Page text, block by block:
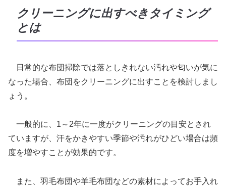
クリーニングに出すべきタイミング
とは
日常的な布団掃除では落としきれない汚れや匂いが気に
なった場合、布団をクリーニングに出すことを検討しまし
ょう。
一般的に、1～2年に一度がクリーニングの目安とされ
ていますが、汗をかきやすい季節や汚れがひどい場合は頻
度を増やすことが効果的です。
また、羽毛布団や羊毛布団などの素材によってお手入れ